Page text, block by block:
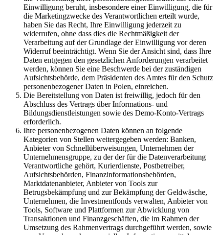
Einwilligung beruht, insbesondere einer Einwilligung, die für
die Marketingzwecke des Verantwortlichen erteilt wurde,
haben Sie das Recht, Ihre Einwilligung jederzeit zu
widerrufen, ohne dass dies die Rechtmäßigkeit der
Verarbeitung auf der Grundlage der Einwilligung vor deren
Widerruf beeinträchtigt. Wenn Sie der Ansicht sind, dass Ihre
Daten entgegen den gesetzlichen Anforderungen verarbeitet
werden, können Sie eine Beschwerde bei der zuständigen
Aufsichtsbehörde, dem Präsidenten des Amtes für den Schutz
personenbezogener Daten in Polen, einreichen.
Die Bereitstellung von Daten ist freiwillig, jedoch für den
Abschluss des Vertrags über Informations- und
Bildungsdienstleistungen sowie des Demo-Konto-Vertrags
erforderlich.
Ihre personenbezogenen Daten können an folgende
Kategorien von Stellen weitergegeben werden: Banken,
Anbieter von Schnellüberweisungen, Unternehmen der
Unternehmensgruppe, zu der der für die Datenverarbeitung
Verantwortliche gehört, Kurierdienste, Postbetreiber,
Aufsichtsbehörden, Finanzinformationsbehörden,
Marktdatenanbieter, Anbieter von Tools zur
Betrugsbekämpfung und zur Bekämpfung der Geldwäsche,
Unternehmen, die Investmentfonds verwalten, Anbieter von
Tools, Software und Plattformen zur Abwicklung von
Transaktionen und Finanzgeschäften, die im Rahmen der
Umsetzung des Rahmenvertrags durchgeführt werden, sowie